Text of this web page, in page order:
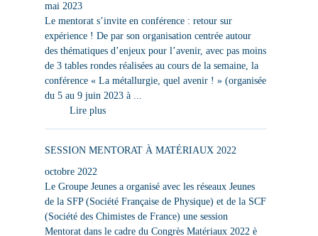
mai 2023
Le mentorat s’invite en conférence : retour sur
expérience ! De par son organisation centrée autour
des thématiques d’enjeux pour l’avenir, avec pas moins
de 3 tables rondes réalisées au cours de la semaine, la
conférence « La métallurgie, quel avenir ! » (organisée
du 5 au 9 juin 2023 à ...
Lire plus
SESSION MENTORAT À MATÉRIAUX 2022
octobre 2022
Le Groupe Jeunes a organisé avec les réseaux Jeunes
de la SFP (Société Française de Physique) et de la SCF
(Société des Chimistes de France) une session
Mentorat dans le cadre du Congrès Matériaux 2022 è